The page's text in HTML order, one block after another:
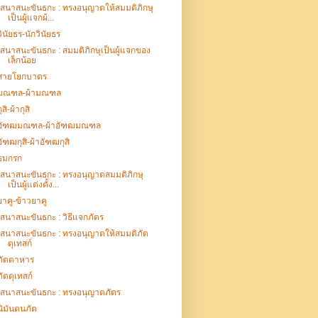
สนาสนะขันธกะ : ทรงอนุญาตให้สมมติภิกษุ
เป็นผู้แจกผ้...
นัยธร-นักวินัยธร
สนาสนะขันธกะ : สมมติภิกษุเป็นผู้แจกของ
เล็กน้อย
ายโยกบาตร
ณฑล-ผ้ามณฑล
สิ-ผ้ากุสิ
ฑฒมณฑล-ผ้าอัฑฒมณฑล
ฑฒกุสิ-ผ้าอัฑฒกุสิ
มกรก
สนาสนะขันธกะ : ทรงอนุญาตสมมติภิกษุ
เป็นผู้แต่งตั้ง...
าคู-ข้าวยาคู
สนาสนะขันธกะ : วิธีแจกภัตร
สนาสนะขันธกะ : ทรงอนุญาตให้สมมติภัต
ตุเทสก์
ตตาหาร
ตตุเทสก์
สนาสนะขันธกะ : ทรงอนุญาตภัตร
มันตนภัต